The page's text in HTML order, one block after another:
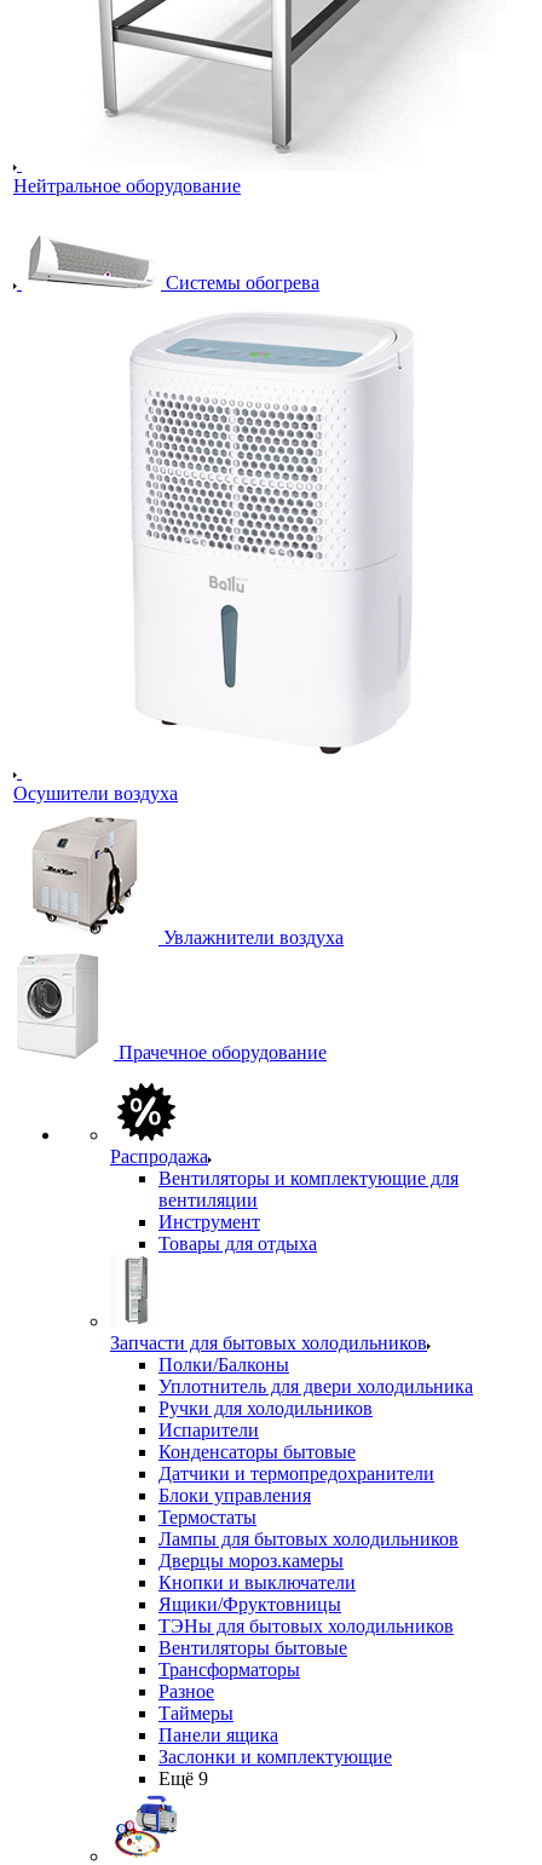
Нейтральное оборудование
Системы обогрева
Осушители воздуха
Увлажнители воздуха
Прачечное оборудование
Распродажа
Вентиляторы и комплектующие для
вентиляции
Инструмент
Товары для отдыха
Запчасти для бытовых холодильников
Полки/Балконы
Уплотнитель для двери холодильника
Ручки для холодильников
Испарители
Конденсаторы бытовые
Датчики и термопредохранители
Блоки управления
Термостаты
Лампы для бытовых холодильников
Дверцы мороз.камеры
Кнопки и выключатели
Ящики/Фруктовницы
ТЭНы для бытовых холодильников
Вентиляторы бытовые
Трансформаторы
Разное
Таймеры
Панели ящика
Заслонки и комплектующие
Ещё 9